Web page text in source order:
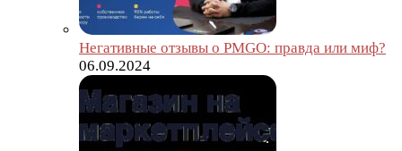
Негативные отзывы о PMGO: правда или миф?
06.09.2024